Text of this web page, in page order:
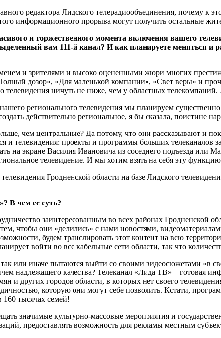
редактора Лидского телерадиообъединения, почему к
информационного прорыва могут получить остальные
и торжественного момента включения вашего
вам 111-й канал? И как планируете
и зрителями и высоко оцененными жюри многих
дозор», «Для маленькой компании», «Свет веры» и
ничуть не ниже, чем у областных телекомпаний.
регионального телевидения мы планируем
действительно региональное, я бы сказала, поистине
чем центральные? Да потому, что они рассказывают и
и телевидения: проекты и программы больших
на экране Василия Ивановича из соседнего подъезда или
телевидение. И мы хотим взять на себя эту
Гродненской области на базе Лидского
В чем ее суть?
заинтересованным во всех районах Гродненской
чтобы они «делились» с нами новостями,
будем транслировать этот контент на всю
войти во все кабельные сети области, так что
или иначе пытаются выйти со своими видеосюжетами «в
надлежащего качества? Телеканал «Лида ТВ» – готовая
и других городов области, в которых нет своего
которую они могут себе позволить. Кстати,
тысячах семей!
значимые культурно-массовые мероприятия и
предоставлять возможность для рекламы местным